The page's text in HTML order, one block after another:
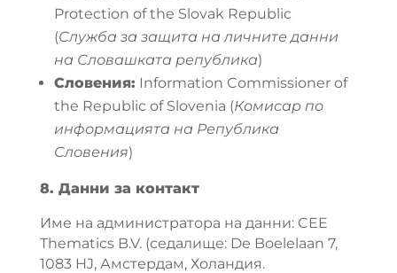
Protection of the Slovak Republic
(Служба за защита на личните данни
на Словашката република)
Словения: Information Commissioner of
the Republic of Slovenia (Комисар по
информацията на Република
Словения)
8. Данни за контакт
Име на администратора на данни: CEE
Thematics B.V. (седалище: De Boelelaan 7,
1083 HJ, Амстердам, Холандия.